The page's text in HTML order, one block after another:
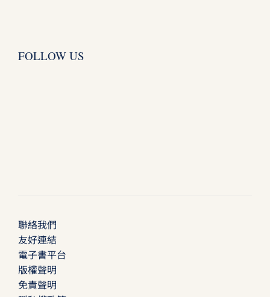
FOLLOW US
聯絡我們
友好連結
電子書平台
版權聲明
免責聲明